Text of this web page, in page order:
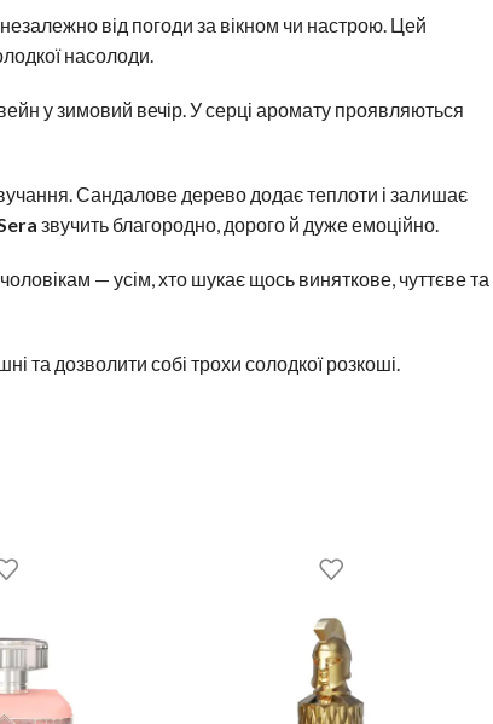
від погоди за вікном чи настрою. Цей
насолоди.
у зимовий вечір. У серці аромату проявляються
Сандалове дерево додає теплоти і залишає
звучить благородно, дорого й дуже емоційно.
— усім, хто шукає щось виняткове, чуттєве та
та дозволити собі трохи солодкої розкоші.